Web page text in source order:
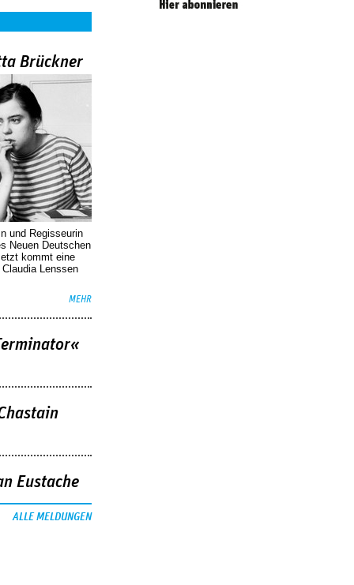
Brückner
und Regisseurin
Neuen Deutschen
kommt eine
Lenssen
MEHR
Eustache
ALLE MELDUNGEN